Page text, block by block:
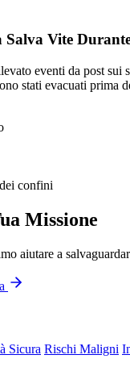
Salva Vite
eventi da post
stati evacuati prima
confini
Missione
aiutare a
Sicura Rischi Maligni